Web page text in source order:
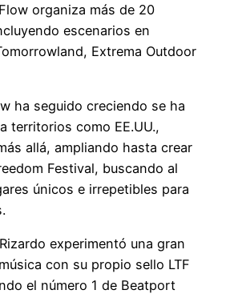
organiza más de 20
escenarios en
Extrema Outdoor
ha seguido creciendo se ha
territorios como EE.UU.,
allá, ampliando hasta crear
Festival, buscando al
únicos e irrepetibles para
experimentó una gran
con su propio sello LTF
el número 1 de Beatport